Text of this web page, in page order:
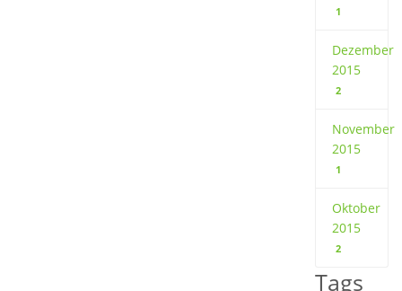
1
Dezember
2015
2
November
2015
1
Oktober
2015
2
Tags